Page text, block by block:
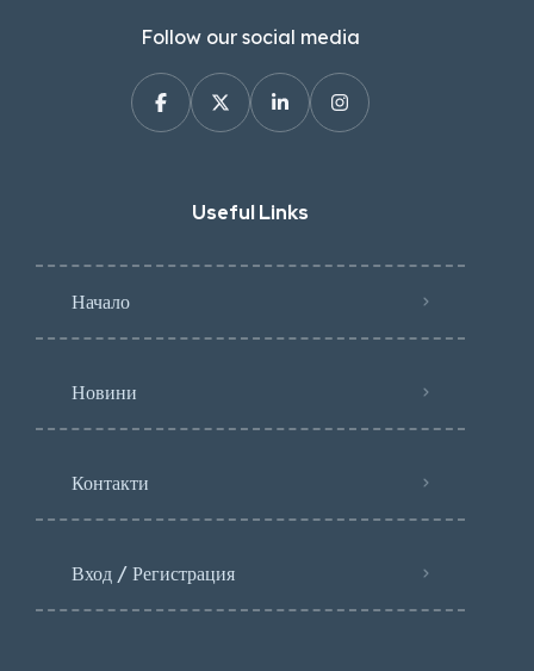
Follow our social media
Useful Links
Начало
Новини
Контакти
Вход / Регистрация